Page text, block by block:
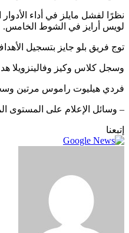
لويس أرايز في الشوط الخامس.
توج فريق بلو جايز بتسجيل
وسجل كلاس وكيز وفالينزويلا هدفين لفريق بلو جايز
فردي هيليوت راموس مرتين وسجل
– وسائل الإعلام على المستوى
إتبعنا